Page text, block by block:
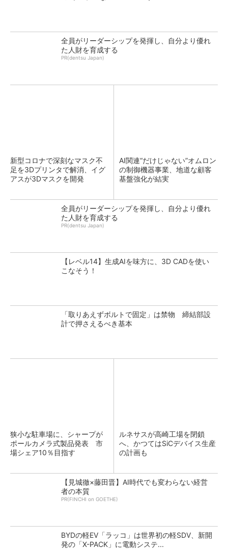
全員がリーダーシップを発揮し、自分より優れ
た人財を育成する
PR(dentsu Japan)
新型コロナで深刻なマスク不
足を3Dプリンタで解消、イグ
アスが3Dマスクを開発
AI関連“だけじゃない”オムロン
の制御機器事業、地道な顧客
基盤強化が結実
全員がリーダーシップを発揮し、自分より優れ
た人財を育成する
PR(dentsu Japan)
【レベル14】生成AIを味方に、3D CADを使い
こなそう！
「取りあえずボルトで固定」は禁物 締結部設
計で押さえるべき基本
狭小な駐車場に、シャープが
ポールカメラ式製品発表 市
場シェア10％目指す
ルネサスが高崎工場を閉鎖
へ、かつてはSiCデバイス生産
の計画も
【見城徹×藤田晋】AI時代でも変わらない経営
者の本質
PR(FINCHI on GOETHE)
BYDの軽EV「ラッコ」は世界初の軽SDV、新開
発の「X-PACK」に電動システ...